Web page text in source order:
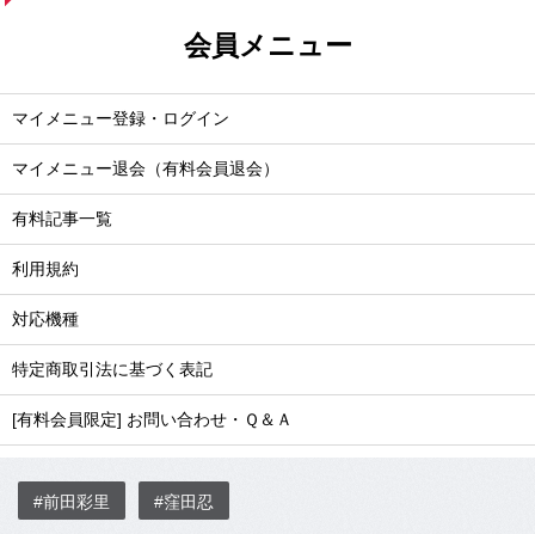
会員メニュー
マイメニュー登録・ログイン
マイメニュー退会（有料会員退会）
有料記事一覧
利用規約
対応機種
特定商取引法に基づく表記
[有料会員限定] お問い合わせ・Ｑ＆Ａ
#前田彩里 #窪田忍